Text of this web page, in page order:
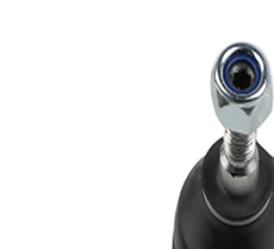
complémentaire
Taraudage/
Numéro d'article